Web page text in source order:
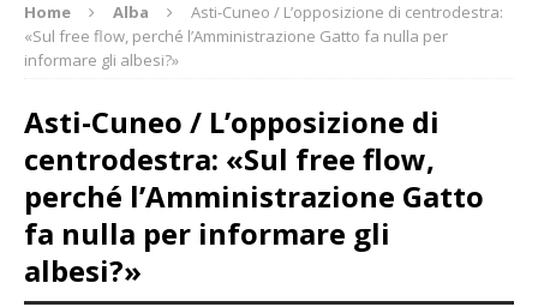
Home Alba
Asti-Cuneo / L’opposizione di centrodestra:
«Sul free flow, perché l’Amministrazione Gatto fa nulla per
informare gli albesi?»
Asti-Cuneo / L’opposizione di
centrodestra: «Sul free flow,
perché l’Amministrazione Gatto
fa nulla per informare gli
albesi?»